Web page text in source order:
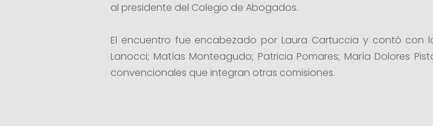
al presidente del Colegio de Abogados.
El encuentro fue encabezado por Laura Cartuccia y contó con
Lanocci; Matías Monteagudo; Patricia Pomares; María Dolores
convencionales que integran otras comisiones.